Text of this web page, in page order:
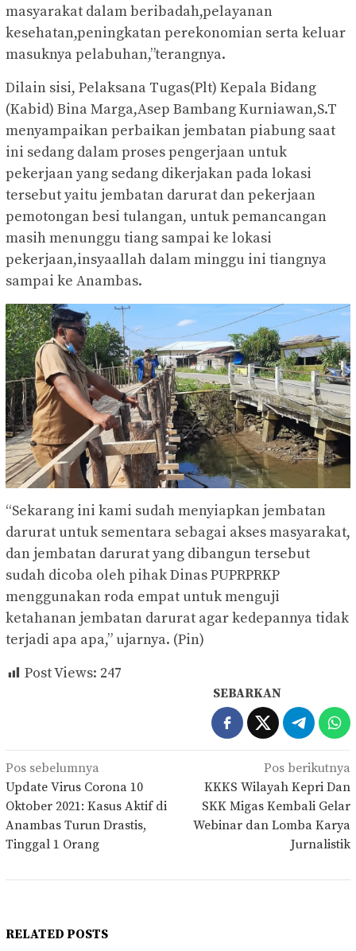
masyarakat dalam beribadah,pelayanan
kesehatan,peningkatan perekonomian serta keluar
masuknya pelabuhan,”terangnya.
Dilain sisi, Pelaksana Tugas(Plt) Kepala Bidang
(Kabid) Bina Marga,Asep Bambang Kurniawan,S.T
menyampaikan perbaikan jembatan piabung saat
ini sedang dalam proses pengerjaan untuk
pekerjaan yang sedang dikerjakan pada lokasi
tersebut yaitu jembatan darurat dan pekerjaan
pemotongan besi tulangan, untuk pemancangan
masih menunggu tiang sampai ke lokasi
pekerjaan,insyaallah dalam minggu ini tiangnya
sampai ke Anambas.
“Sekarang ini kami sudah menyiapkan jembatan
darurat untuk sementara sebagai akses masyarakat,
dan jembatan darurat yang dibangun tersebut
sudah dicoba oleh pihak Dinas PUPRPRKP
menggunakan roda empat untuk menguji
ketahanan jembatan darurat agar kedepannya tidak
terjadi apa apa,” ujarnya. (Pin)
Post Views: 247
SEBARKAN
Navigasi
pos
Pos sebelumnya
Update Virus Corona 10
Oktober 2021: Kasus Aktif di
Anambas Turun Drastis,
Tinggal 1 Orang
Pos berikutnya
KKKS Wilayah Kepri Dan
SKK Migas Kembali Gelar
Webinar dan Lomba Karya
Jurnalistik
RELATED POSTS